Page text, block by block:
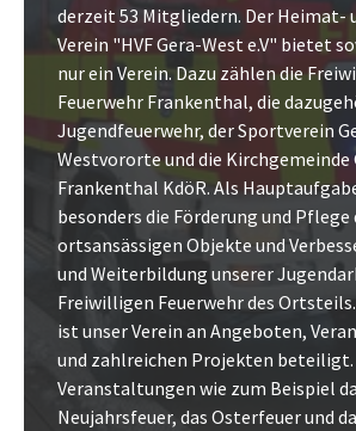
derzeit 53 Mitgliedern. Der Heimat-
Verein "HVF Gera-West e.V" bietet
nur ein Verein. Dazu zählen die
Feuerwehr Frankenthal, die
Jugendfeuerwehr, der Sportverein
Westvororte und die Kirchgemeinde
Frankenthal KdöR. Als
besonders die Förderung und Pflege
ortsansässigen Objekte und
und Weiterbildung unserer
Freiwilligen Feuerwehr des
ist unser Verein an Angeboten,
und zahlreichen Projekten beteiligt.
Veranstaltungen wie zum Beispiel
Neujahrsfeuer, das Osterfeuer und